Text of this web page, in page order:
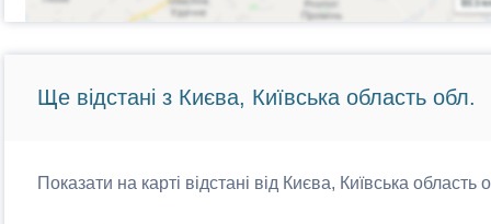
Ще відстані з Києва, Київська область обл.
Показати на карті відстані від Києва, Київська